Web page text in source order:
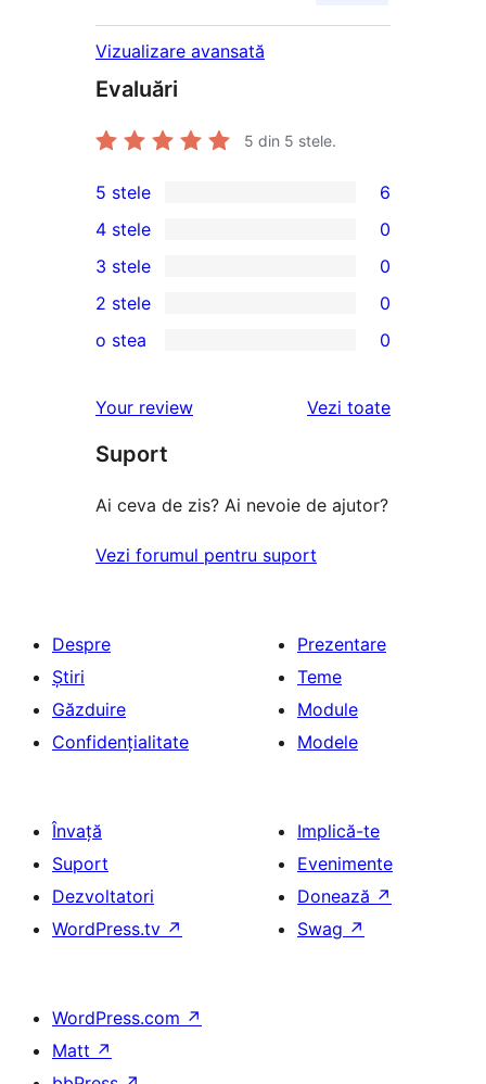
Vizualizare avansată
Evaluări
5 din 5 stele.
6
5
–
recenzii
(stele)
5 stele 6
4
–
recenzii
4 stele 0
0
3
–
(stele)
3 stele 0
2
recenzii
(stele)
2 stele 0
0
–
recenzii
o stea 0
Your review Vezi toaterecenziile
Suport
Ai ceva de zis? Ai nevoie de ajutor?
Vezi forumul pentru suport
Despre
Știri
Găzduire
Confidențialitate
Prezentare
Teme
Module
Modele
Învață
Suport
Dezvoltatori
WordPress.tv ↗
Implică-te
Evenimente
Donează ↗
Swag ↗
WordPress.com ↗
Matt ↗